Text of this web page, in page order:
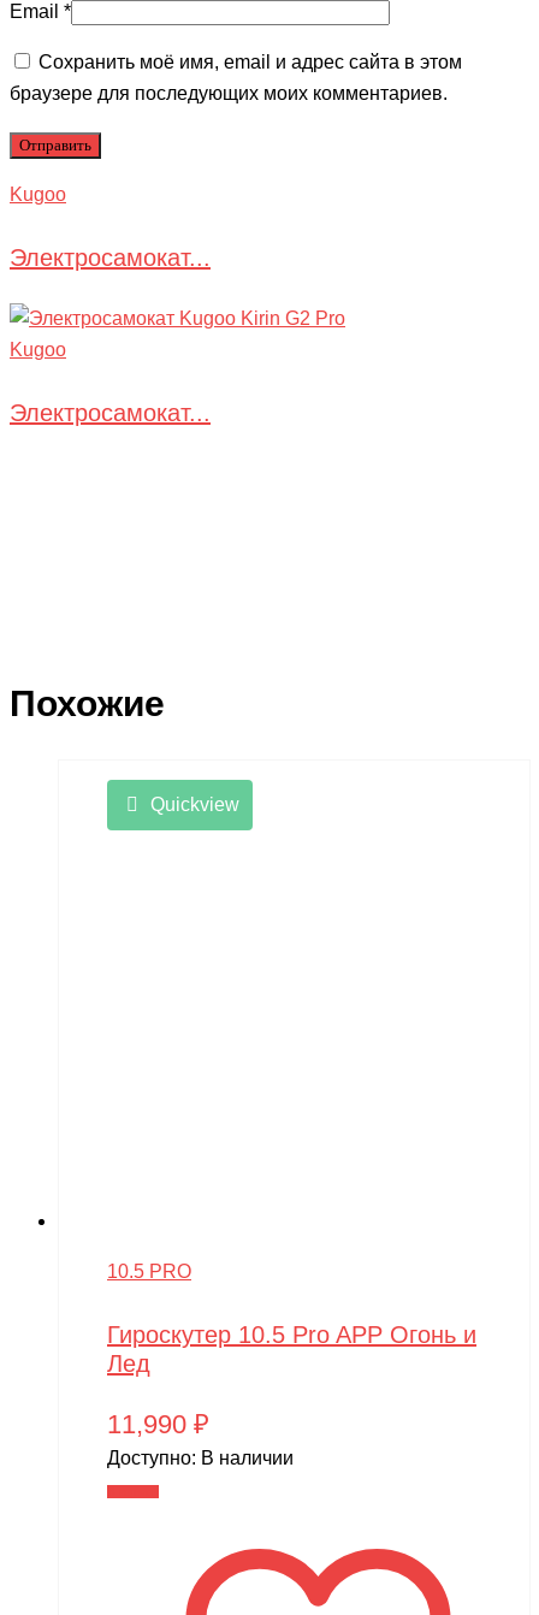
Email *
Сохранить моё имя, email и адрес сайта в этом
браузере для последующих моих комментариев.
Kugoo
Электросамокат...
Kugoo
Электросамокат...
Похожие
Quickview
10.5 PRO
Гироскутер 10.5 Pro APP Огонь и
Лед
11,990 ₽
Доступно: В наличии